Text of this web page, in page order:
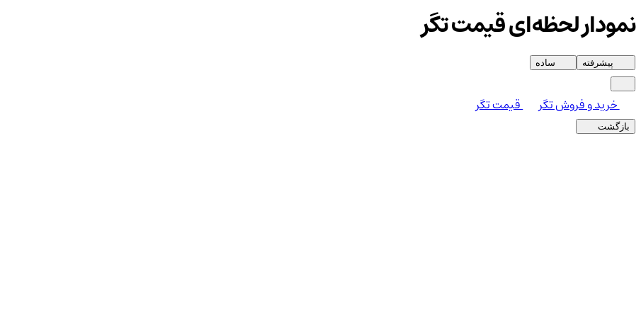
نمودار لحظه‌ای قیمت تگر
پیشرفته ساده
خرید و فروش تگر قیمت تگر
بازگشت